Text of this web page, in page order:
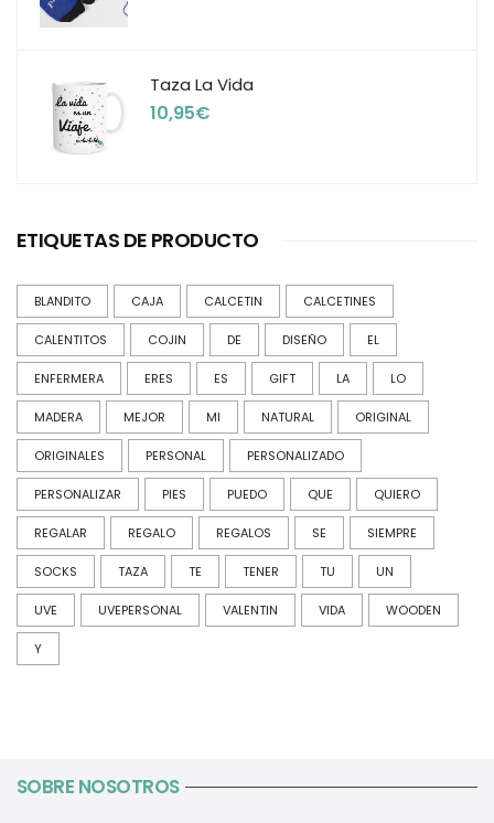
Taza La Vida
10,95€
ETIQUETAS DE PRODUCTO
BLANDITO CAJA CALCETIN CALCETINES
CALENTITOS COJIN DE DISEÑO EL
ENFERMERA ERES ES GIFT LA LO
MADERA MEJOR MI NATURAL ORIGINAL
ORIGINALES PERSONAL PERSONALIZADO
PERSONALIZAR PIES PUEDO QUE QUIERO
REGALAR REGALO REGALOS SE SIEMPRE
SOCKS TAZA TE TENER TU UN
UVE UVEPERSONAL VALENTIN VIDA WOODEN
Y
SOBRE NOSOTROS